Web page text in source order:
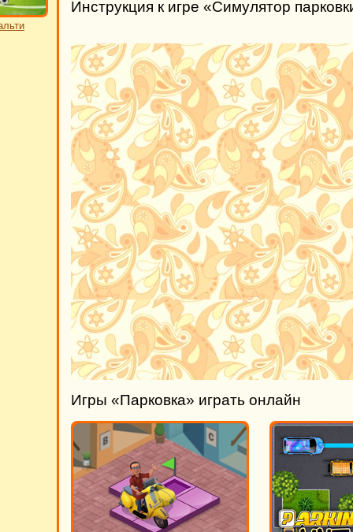
Инструкция к игре «Симулятор
Игры «Парковка» играть онлайн